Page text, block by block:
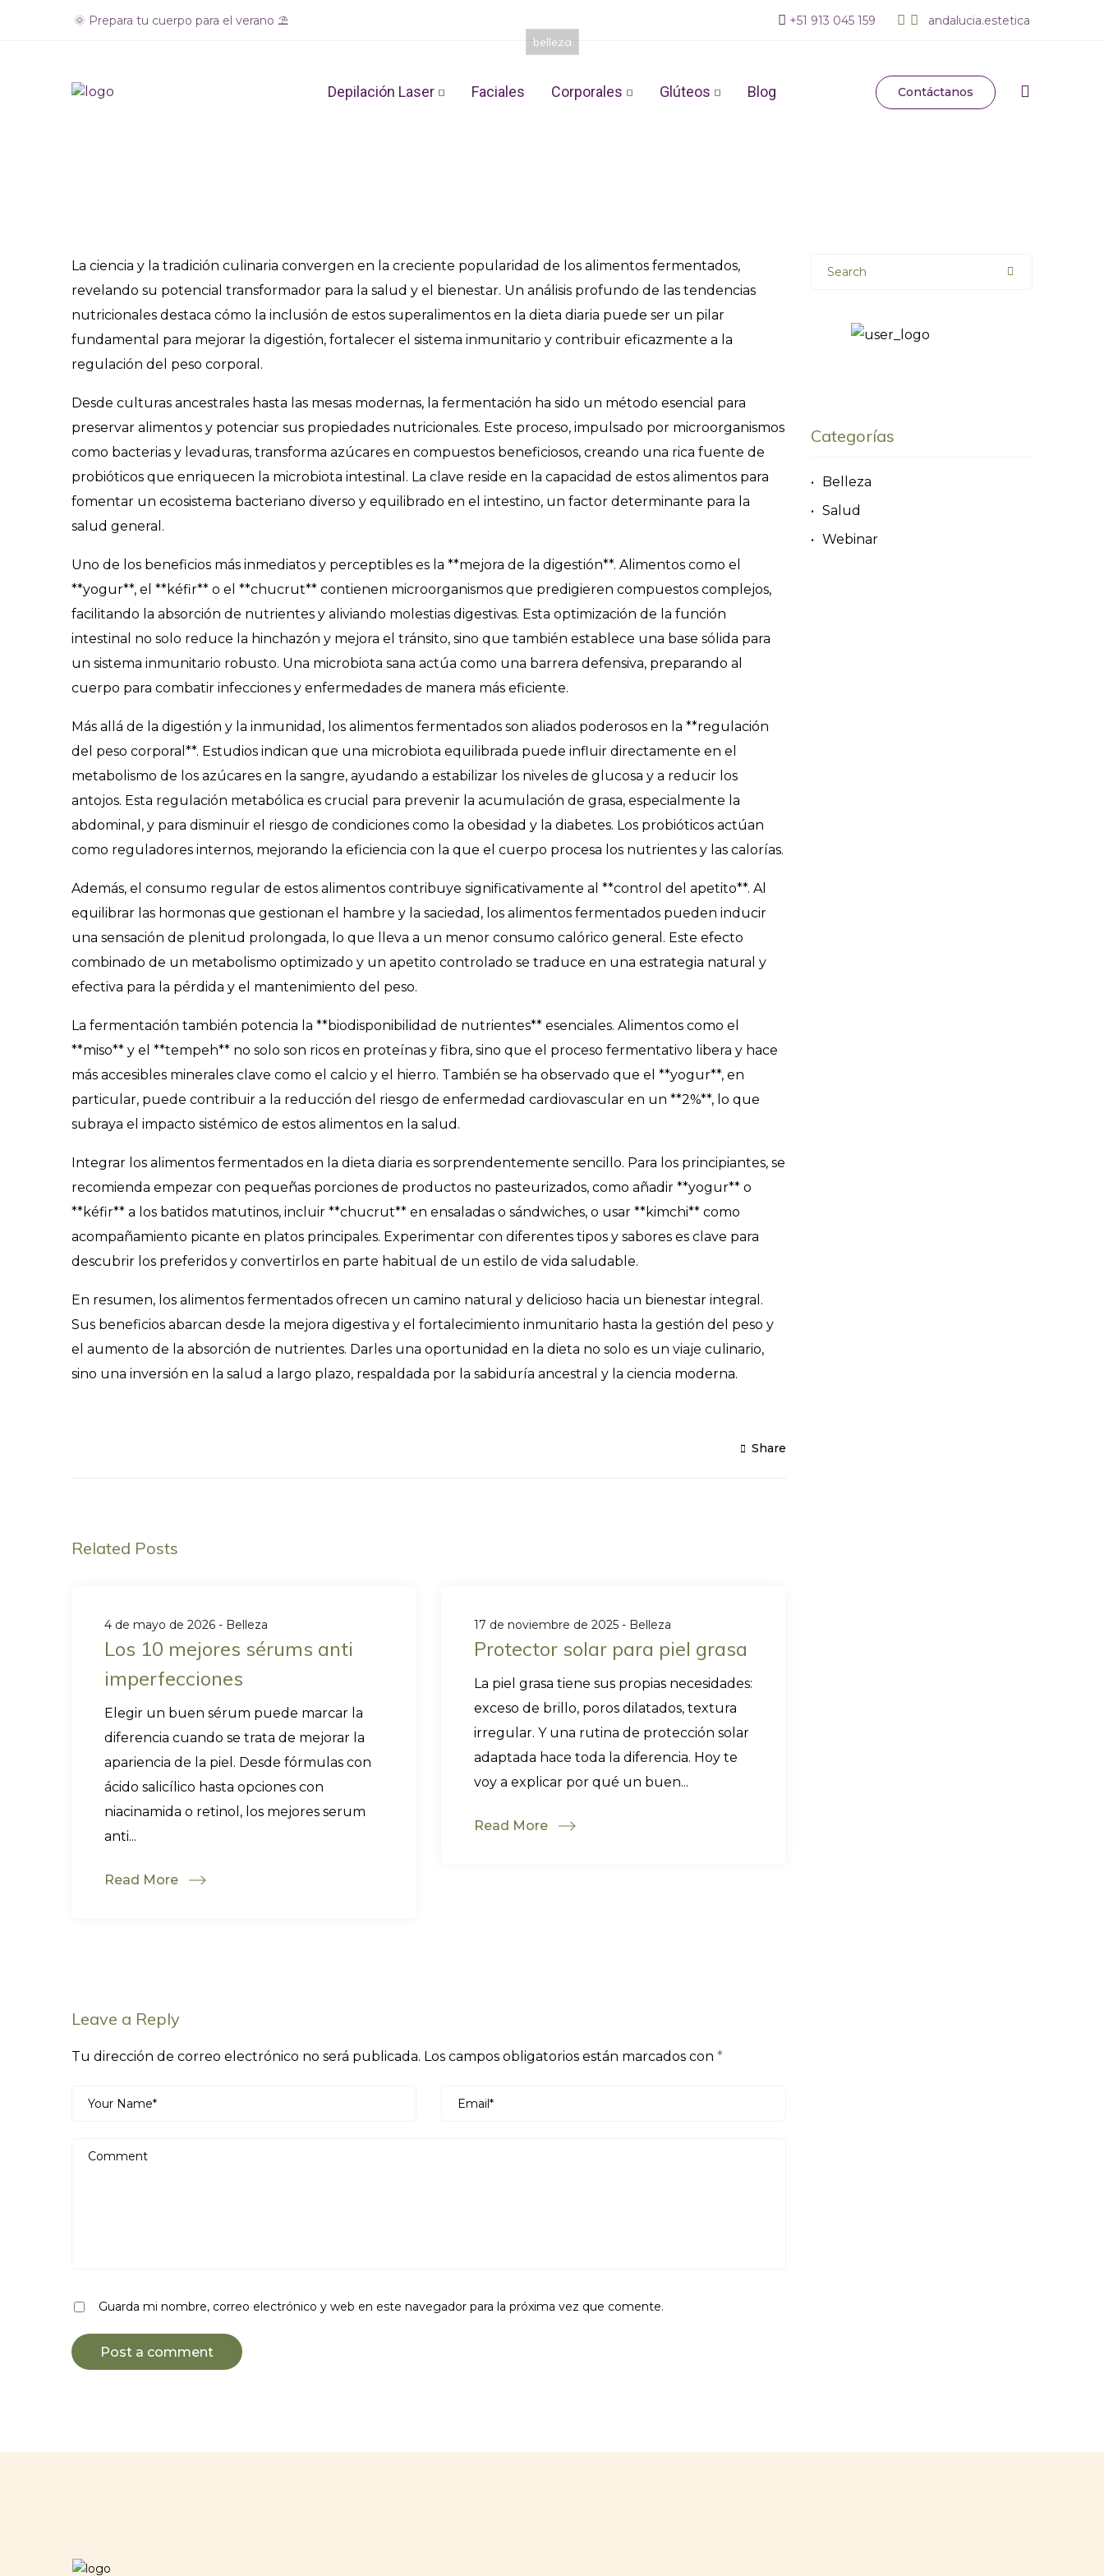
🌞 Prepara tu cuerpo para el verano ⛱️ +51 913 045 159 andalucia.estetica
Depilación Laser Faciales Corporales Glúteos Blog Contáctanos
belleza
El Secreto de la Longevidad y el Peso Saludable: Alimentos
La ciencia y la tradición culinaria convergen en la creciente popularidad de los alimentos fermentados,
revelando su potencial transformador para la salud y el bienestar. Un análisis profundo de las tendencias
nutricionales destaca cómo la inclusión de estos superalimentos en la dieta diaria puede ser un pilar
fundamental para mejorar la digestión, fortalecer el sistema inmunitario y contribuir eficazmente a la
regulación del peso corporal.
Desde culturas ancestrales hasta las mesas modernas, la fermentación ha sido un método esencial para
preservar alimentos y potenciar sus propiedades nutricionales. Este proceso, impulsado por microorganismos
como bacterias y levaduras, transforma azúcares en compuestos beneficiosos, creando una rica fuente de
probióticos que enriquecen la microbiota intestinal. La clave reside en la capacidad de estos alimentos para
fomentar un ecosistema bacteriano diverso y equilibrado en el intestino, un factor determinante para la
salud general.
Uno de los beneficios más inmediatos y perceptibles es la **mejora de la digestión**. Alimentos como el
**yogur**, el **kéfir** o el **chucrut** contienen microorganismos que predigieren compuestos complejos,
facilitando la absorción de nutrientes y aliviando molestias digestivas. Esta optimización de la función
intestinal no solo reduce la hinchazón y mejora el tránsito, sino que también establece una base sólida para
un sistema inmunitario robusto. Una microbiota sana actúa como una barrera defensiva, preparando al
cuerpo para combatir infecciones y enfermedades de manera más eficiente.
Más allá de la digestión y la inmunidad, los alimentos fermentados son aliados poderosos en la **regulación
del peso corporal**. Estudios indican que una microbiota equilibrada puede influir directamente en el
metabolismo de los azúcares en la sangre, ayudando a estabilizar los niveles de glucosa y a reducir los
antojos. Esta regulación metabólica es crucial para prevenir la acumulación de grasa, especialmente la
abdominal, y para disminuir el riesgo de condiciones como la obesidad y la diabetes. Los probióticos actúan
como reguladores internos, mejorando la eficiencia con la que el cuerpo procesa los nutrientes y las calorías.
Además, el consumo regular de estos alimentos contribuye significativamente al **control del apetito**. Al
equilibrar las hormonas que gestionan el hambre y la saciedad, los alimentos fermentados pueden inducir
una sensación de plenitud prolongada, lo que lleva a un menor consumo calórico general. Este efecto
combinado de un metabolismo optimizado y un apetito controlado se traduce en una estrategia natural y
efectiva para la pérdida y el mantenimiento del peso.
La fermentación también potencia la **biodisponibilidad de nutrientes** esenciales. Alimentos como el
**miso** y el **tempeh** no solo son ricos en proteínas y fibra, sino que el proceso fermentativo libera y hace
más accesibles minerales clave como el calcio y el hierro. También se ha observado que el **yogur**, en
particular, puede contribuir a la reducción del riesgo de enfermedad cardiovascular en un **2%**, lo que
subraya el impacto sistémico de estos alimentos en la salud.
Integrar los alimentos fermentados en la dieta diaria es sorprendentemente sencillo. Para los principiantes, se
recomienda empezar con pequeñas porciones de productos no pasteurizados, como añadir **yogur** o
**kéfir** a los batidos matutinos, incluir **chucrut** en ensaladas o sándwiches, o usar **kimchi** como
acompañamiento picante en platos principales. Experimentar con diferentes tipos y sabores es clave para
descubrir los preferidos y convertirlos en parte habitual de un estilo de vida saludable.
En resumen, los alimentos fermentados ofrecen un camino natural y delicioso hacia un bienestar integral.
Sus beneficios abarcan desde la mejora digestiva y el fortalecimiento inmunitario hasta la gestión del peso y
el aumento de la absorción de nutrientes. Darles una oportunidad en la dieta no solo es un viaje culinario,
sino una inversión en la salud a largo plazo, respaldada por la sabiduría ancestral y la ciencia moderna.
Share
Related Posts
4 de mayo de 2026 Belleza
Los 10 mejores sérums anti
imperfecciones
Elegir un buen sérum puede marcar la
diferencia cuando se trata de mejorar la
apariencia de la piel. Desde fórmulas con
ácido salicílico hasta opciones con
niacinamida o retinol, los mejores serum
anti...
Read More
17 de noviembre de 2025 Belleza
Protector solar para piel grasa
La piel grasa tiene sus propias necesidades:
exceso de brillo, poros dilatados, textura
irregular. Y una rutina de protección solar
adaptada hace toda la diferencia. Hoy te
voy a explicar por qué un buen...
Read More
Leave a Reply
Tu dirección de correo electrónico no será publicada. Los campos obligatorios están marcados con *
Your Name* Email*
Comment
Guarda mi nombre, correo electrónico y web en este navegador para la próxima vez que comente.
Post a comment
Search
Categorías
Belleza
Salud
Webinar